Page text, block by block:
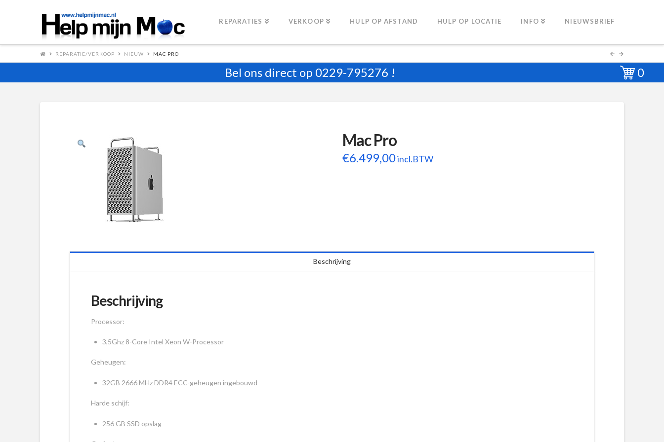
REPARATIES VERKOOP HULP OP AFSTAND HULP OP LOCATIE INFO NIEUWSBRIEF
REPARATIE/VERKOOP NIEUW MAC PRO
Bel ons direct op 0229-795276 ! 0
Mac Pro
€6.499,00incl.BTW
Beschrijving
Beschrijving
Processor:
3,5Ghz 8-Core Intel Xeon W-Processor
Geheugen:
32GB 2666 MHz DDR4 ECC-geheugen ingebouwd
Harde schijf:
256 GB SSD opslag